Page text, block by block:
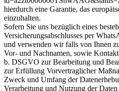
hierdurch eine Garantie, das
einzuhalten.
Sofern Sie uns bezüglich eines
Versicherungsabschlusses per
und verwenden wir falls von Ihnen
Vor- und Nachnamen, sowie
b. DSGVO zur Bearbeitung und
zur Erfüllung Vorvertraglicher
Zweck und Umfang der
Verarbeitung und Nutzung der